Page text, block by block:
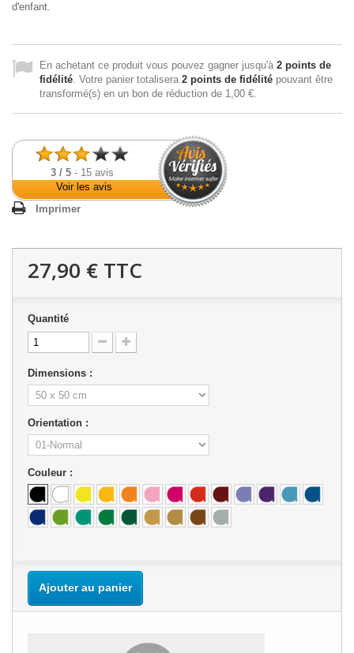
d'enfant.
En achetant ce produit vous pouvez gagner jusqu'à 2 points de
fidélité. Votre panier totalisera 2 points de fidélité pouvant être
transformé(s) en un bon de réduction de 1,00 €.
3/ 5- 15 avis
Voir les avis
Imprimer
27,90 € TTC
Quantité
Dimensions :
Orientation :
Couleur :
Ajouter au panier